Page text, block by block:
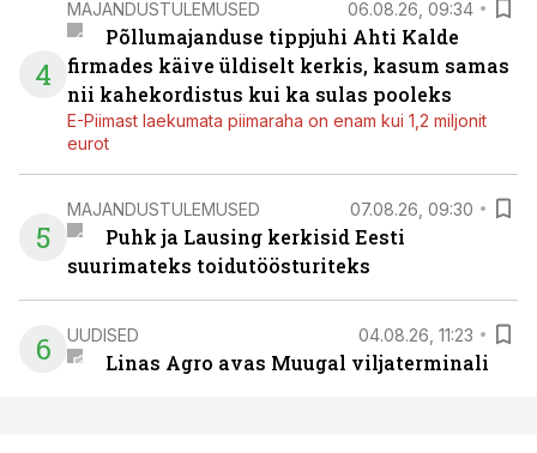
4
MAJANDUSTULEMUSED 06.08.26, 09:34
Põllumajanduse tippjuhi Ahti Kalde
firmades käive üldiselt kerkis, kasum samas
nii kahekordistus kui ka sulas pooleks
E-Piimast laekumata piimaraha on enam kui 1,2 miljonit
eurot
5
MAJANDUSTULEMUSED 07.08.26, 09:30
Puhk ja Lausing kerkisid Eesti
suurimateks toidutöösturiteks
6 UUDISED 04.08.26, 11:23
Linas Agro avas Muugal viljaterminali